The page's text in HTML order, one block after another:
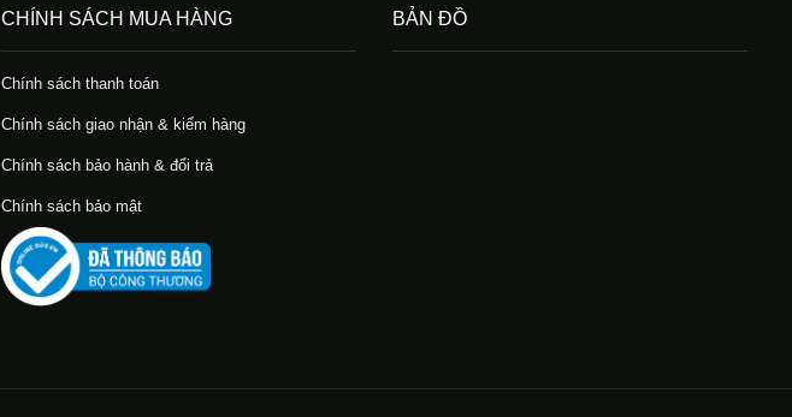
CHÍNH SÁCH MUA HÀNG
Chính sách thanh toán
Chính sách giao nhận & kiểm hàng
Chính sách bảo hành & đổi trả
Chính sách bảo mật
BẢN ĐỒ